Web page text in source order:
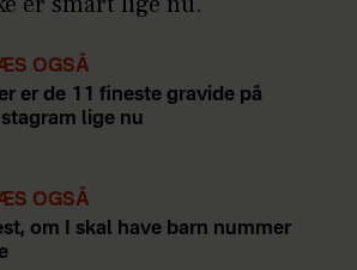
OGSÅ
er de 11 fineste gravide på
lige nu
OGSÅ
om I skal have barn nummer